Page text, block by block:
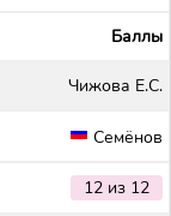
Баллы
Чижова Е.С.
Семёнов
12 из 12